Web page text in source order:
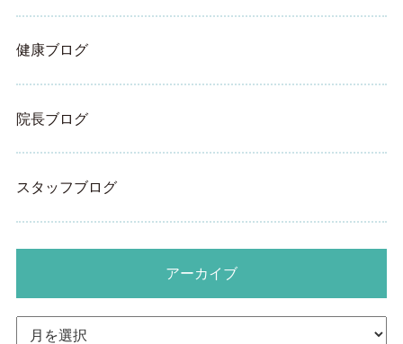
健康ブログ
院長ブログ
スタッフブログ
アーカイブ